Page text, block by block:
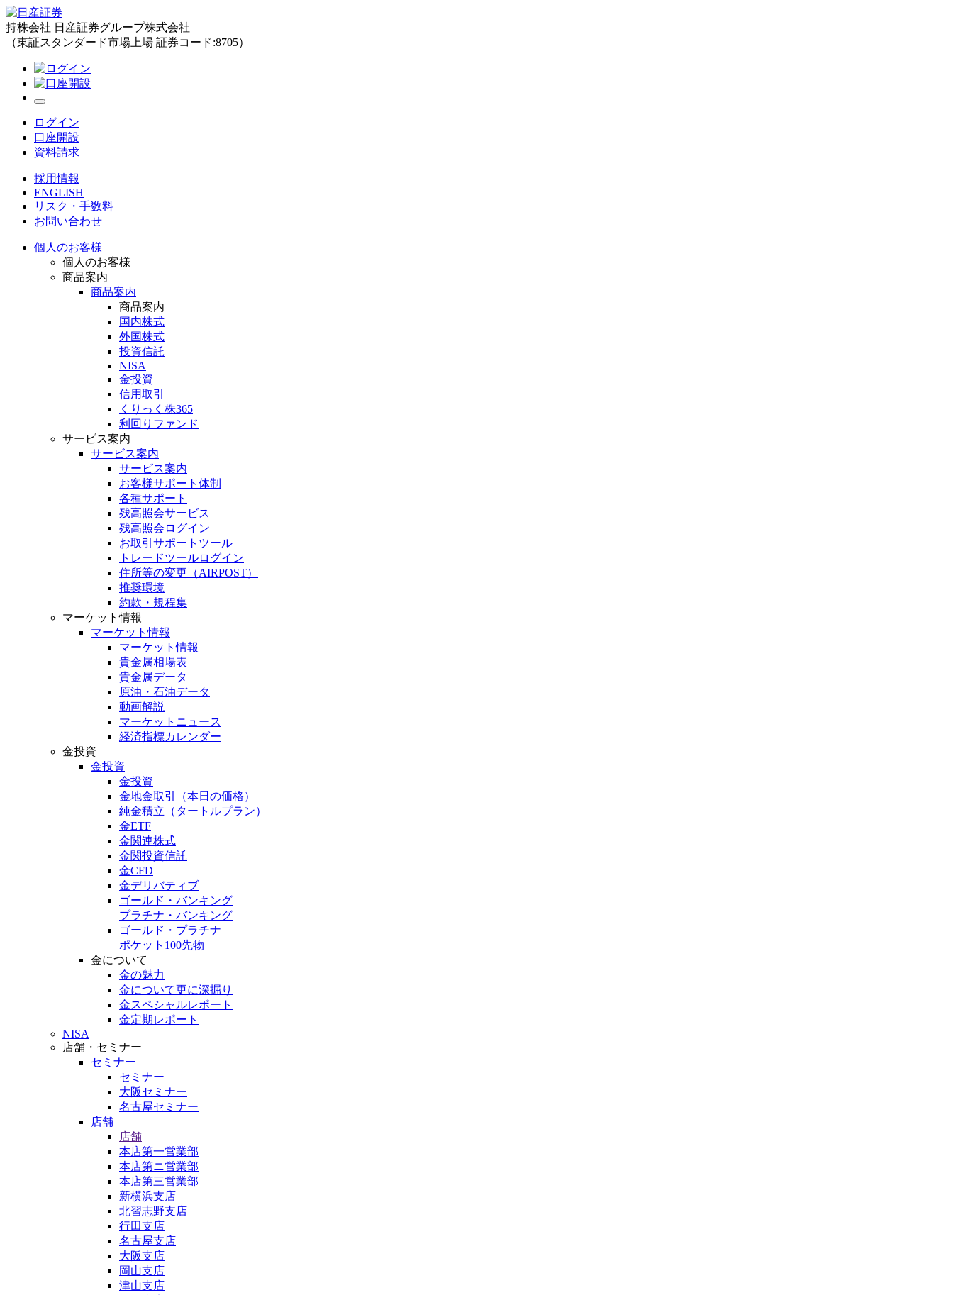
持株会社 日産証券グループ株式会社
（東証スタンダード市場上場 証券コード:8705）
ログイン
口座開設
資料請求
採用情報
ENGLISH
リスク・手数料
お問い合わせ
個人のお客様
個人のお客様
商品案内
商品案内
商品案内
国内株式
外国株式
投資信託
NISA
金投資
信用取引
くりっく株365
利回りファンド
サービス案内
サービス案内
サービス案内
お客様サポート体制
各種サポート
残高照会サービス
残高照会ログイン
お取引サポートツール
トレードツールログイン
住所等の変更（AIRPOST）
推奨環境
約款・規程集
マーケット情報
マーケット情報
マーケット情報
貴金属相場表
貴金属データ
原油・石油データ
動画解説
マーケットニュース
経済指標カレンダー
金投資
金投資
金投資
金地金取引
（本日の価格）
純金積立 （タートルプラン）
金ETF
金関連株式
金関投資信託
金CFD
金デリバティブ
ゴールド・バンキング
プラチナ・バンキング
ゴールド・プラチナ
ポケット100先物
金について
金の魅力
金について更に深掘り
金スペシャルレポート
金定期レポート
NISA
店舗・セミナー
セミナー
セミナー
大阪セミナー
名古屋セミナー
店舗
店舗
本店第一営業部
本店第ニ営業部
本店第三営業部
新横浜支店
北習志野支店
行田支店
名古屋支店
大阪支店
岡山支店
津山支店